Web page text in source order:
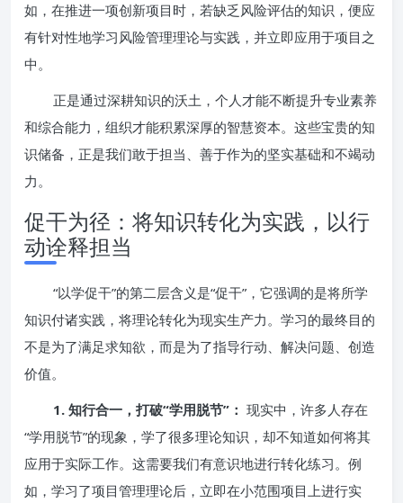
如，在推进一项创新项目时，若缺乏风险评估的知识，便应
有针对性地学习风险管理理论与实践，并立即应用于项目之
中。
正是通过深耕知识的沃土，个人才能不断提升专业素养
和综合能力，组织才能积累深厚的智慧资本。这些宝贵的知
识储备，正是我们敢于担当、善于作为的坚实基础和不竭动
力。
促干为径：将知识转化为实践，以行
动诠释担当
“以学促干”的第二层含义是“促干”，它强调的是将所学
知识付诸实践，将理论转化为现实生产力。学习的最终目的
不是为了满足求知欲，而是为了指导行动、解决问题、创造
价值。
1. 知行合一，打破“学用脱节”： 现实中，许多人存在
“学用脱节”的现象，学了很多理论知识，却不知道如何将其
应用于实际工作。这需要我们有意识地进行转化练习。例
如，学习了项目管理理论后，立即在小范围项目上进行实